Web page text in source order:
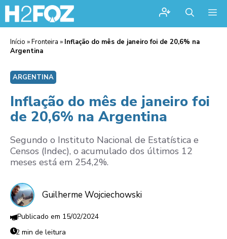
Início »Fronteira » Inflação do mês de janeiro foi de 20,6% na
Argentina
ARGENTINA
Inflação do mês de janeiro foi
de 20,6% na Argentina
Segundo o Instituto Nacional de Estatística e
Censos (Indec), o acumulado dos últimos 12
meses está em 254,2%.
Guilherme Wojciechowski
15/02/2024
2 min de leitura